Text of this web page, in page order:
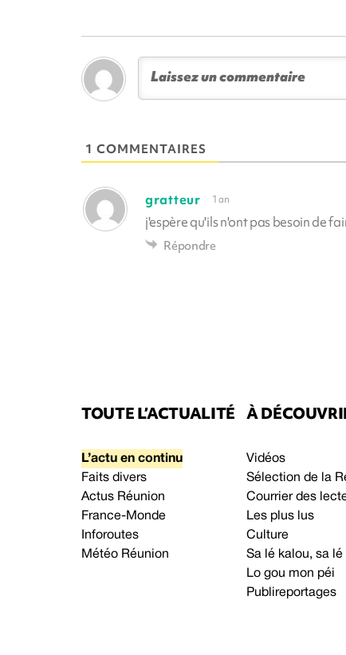
1 COMMENTAIRES
gratteur 1 an
j'espère qu'ils n'ont pas besoin de
Répondre
TOUTE L’ACTUALITÉ
L’actu en continu
Faits divers
Actus Réunion
France-Monde
Inforoutes
Météo Réunion
À
Vidéos
Sélection de la
Courrier des
Les plus lus
Culture
Sa lé kalou, sa
Lo gou mon péi
Publireportages